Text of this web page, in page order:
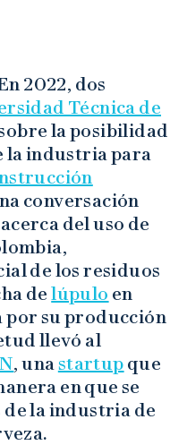
2022, dos
Técnica de
la posibilidad
la industria para
conversación
del uso de
de los residuos
delúpulo en
por su producción
llevó al
, unastartup que
en que se
de la industria de